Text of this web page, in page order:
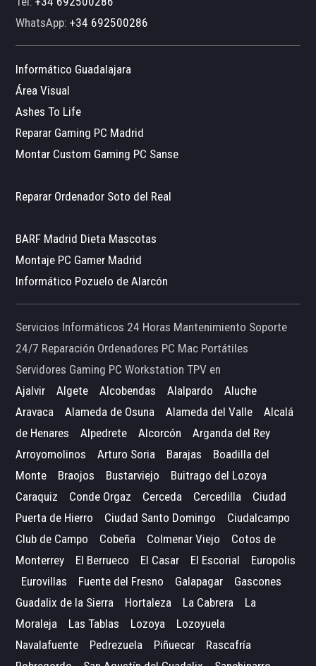
WhatsApp:+34 692500286
Informático Guadalajara
Área Visual
Ashes To Life
Reparar Gaming PC Madrid
Montar Custom Gaming PC Sanse
Reparar Ordenador Soto del Real
BARF Madrid Dieta Mascotas
Montaje PC Gamer Madrid
Informático Pozuelo de Alarcón
Servicios Informáticos 24 Horas Mantenimiento Soporte
24/7 Reparación Ordenadores PC Mac Portátiles
Servidores Gaming PC Workstation TPV en
Ajalvir
Algete Alcobendas Alalpardo
Aluche
Aravaca
Alameda de Osuna Alameda del Valle
Alcalá
de Henares
Alpedrete Alcorcón
Arganda del Rey
Arroyomolinos
Arturo Soria Barajas
Boadilla del
Monte
Braojos Bustarviejo
Buitrago del Lozoya
Caraquiz
Conde Orgaz Cerceda Cercedilla
Ciudad
Puerta de Hierro
Ciudad Santo Domingo
Ciudalcampo
Club de Campo
Cobeña Colmenar Viejo
Cotos de
Monterrey
El Berrueco El Casar El Escorial
Europolis
Eurovillas
Fuente del Fresno Galapagar
Gascones
Guadalix de la Sierra
Hortaleza La Cabrera
La
Moraleja
Las Tablas Lozoya
Lozoyuela
Navalafuente
Pedrezuela Piñuecar
Rascafría